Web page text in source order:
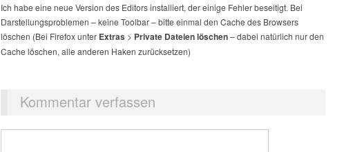
Ich habe eine neue Version des Editors installiert, der einige Fehler beseitigt. Bei
Darstellungsproblemen – keine Toolbar – bitte einmal den Cache des Browsers
löschen (Bei Firefox unter Extras > Private Dateien löschen– dabei natürlich nur den
Cache löschen, alle anderen Haken zurücksetzen)
Kommentar verfassen